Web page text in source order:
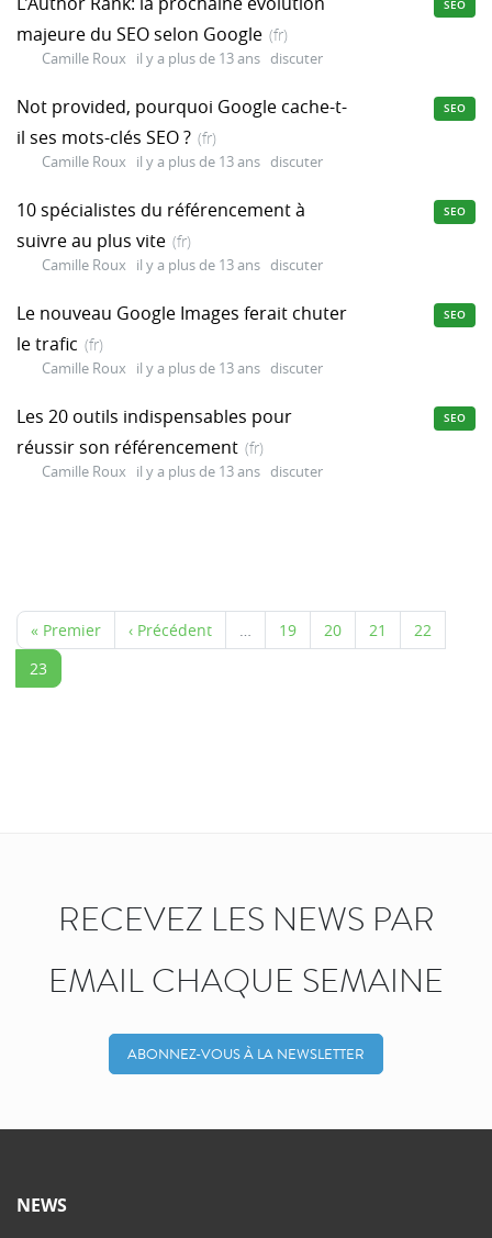
majeure du SEO selon Google (fr)
Camille Roux il y a plus de 13 ans discuter
SEO
Not provided, pourquoi Google cache-t-
il ses mots-clés SEO ? (fr)
Camille Roux il y a plus de 13 ans discuter
SEO
10 spécialistes du référencement à
suivre au plus vite (fr)
Camille Roux il y a plus de 13 ans discuter
SEO
Le nouveau Google Images ferait chuter
le trafic (fr)
Camille Roux il y a plus de 13 ans discuter
SEO
Les 20 outils indispensables pour
réussir son référencement (fr)
Camille Roux il y a plus de 13 ans discuter
SEO
« Premier ‹ Précédent 19 20 21
22
23
RECEVEZ LES NEWS PAR
EMAIL CHAQUE SEMAINE
ABONNEZ-VOUS À LA NEWSLETTER
NEWS